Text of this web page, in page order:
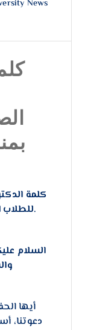
News
كلمة
للطلاب الجدد بمناسبة اليوم العالمي للصيادلة.
​السلام
دعوتنا،